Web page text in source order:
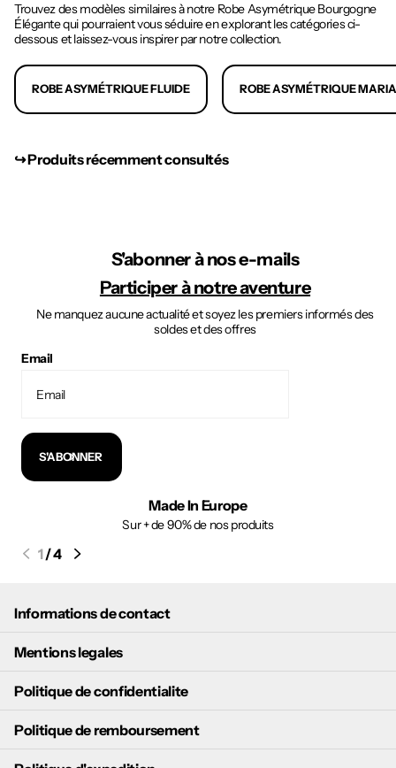
Trouvez des modèles similaires à notre Robe Asymétrique Bourgogne
Élégante qui pourraient vous séduire en explorant les catégories ci-
dessous et laissez-vous inspirer par notre collection.
ROBE ASYMÉTRIQUE FLUIDE ROBE ASYMÉTRIQUE
↪︎ Produits récemment consultés
S'abonner à nos e-mails
Participer à notre aventure
Ne manquez aucune actualité et soyez les premiers informés des
soldes et des offres
Email
S'ABONNER
Made In Europe
Sur + de 90% de nos produits
1/4
Informations de contact
Mentions legales
Politique de confidentialite
Politique de remboursement